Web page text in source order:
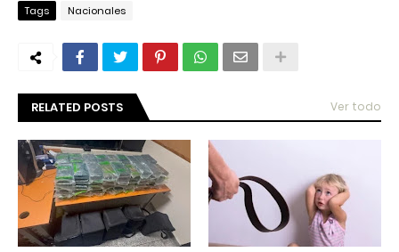
Tags Nacionales
RELATED POSTS Ver todo